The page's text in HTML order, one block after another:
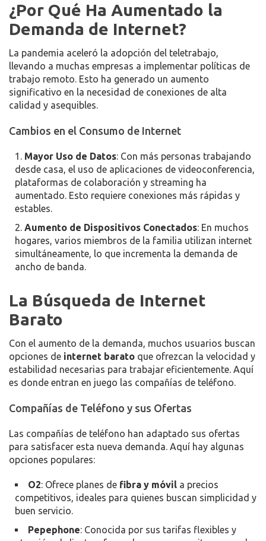
¿Por Qué Ha Aumentado la
Demanda de Internet?
La pandemia aceleró la adopción del teletrabajo,
llevando a muchas empresas a implementar políticas de
trabajo remoto. Esto ha generado un aumento
significativo en la necesidad de conexiones de alta
calidad y asequibles.
Cambios en el Consumo de Internet
Mayor Uso de Datos: Con más personas trabajando
desde casa, el uso de aplicaciones de videoconferencia,
plataformas de colaboración y streaming ha
aumentado. Esto requiere conexiones más rápidas y
estables.
Aumento de Dispositivos Conectados: En muchos
hogares, varios miembros de la familia utilizan internet
simultáneamente, lo que incrementa la demanda de
ancho de banda.
La Búsqueda de Internet
Barato
Con el aumento de la demanda, muchos usuarios buscan
opciones de internet barato que ofrezcan la velocidad y
estabilidad necesarias para trabajar eficientemente. Aquí
es donde entran en juego las compañías de teléfono.
Compañías de Teléfono y sus Ofertas
Las compañías de teléfono han adaptado sus ofertas
para satisfacer esta nueva demanda. Aquí hay algunas
opciones populares:
O2: Ofrece planes de fibra y móvil a precios
competitivos, ideales para quienes buscan simplicidad y
buen servicio.
Pepephone: Conocida por sus tarifas flexibles y